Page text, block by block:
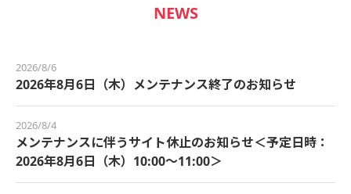
NEWS
2026/8/6
2026年8月6日（木）メンテナンス終了のお知らせ
2026/8/4
メンテナンスに伴うサイト休止のお知らせ＜予定日時：
2026年8月6日（木）10:00～11:00＞